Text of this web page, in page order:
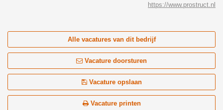
https://www.prostruct.nl
Alle vacatures van dit bedrijf
Vacature doorsturen
Vacature opslaan
Vacature printen